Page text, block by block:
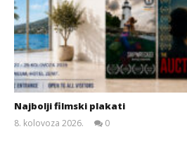
Najbolji filmski plakati
8. kolovoza 2026.
0